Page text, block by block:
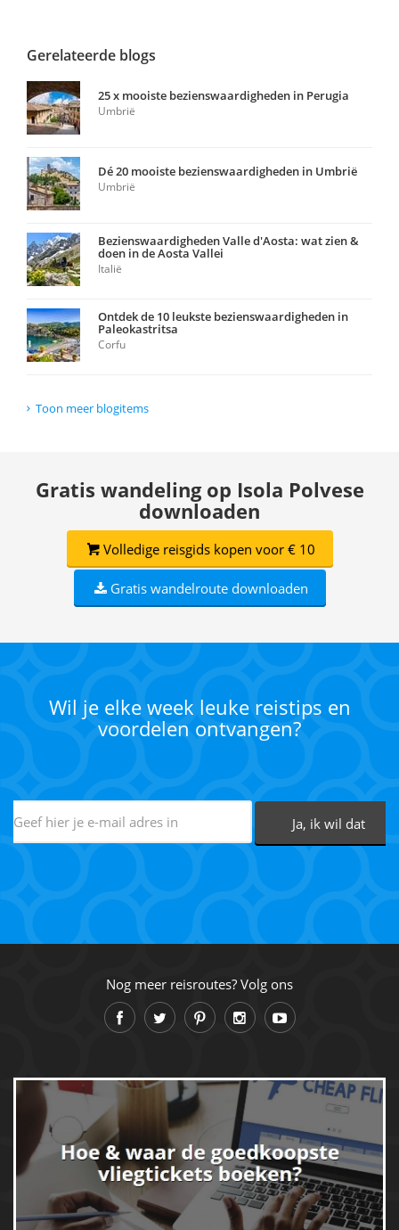
Gerelateerde blogs
25 x mooiste bezienswaardigheden in Perugia
Umbrië
Dé 20 mooiste bezienswaardigheden in Umbrië
Umbrië
Bezienswaardigheden Valle d'Aosta: wat zien &
doen in de Aosta Vallei
Italië
Ontdek de 10 leukste bezienswaardigheden in
Paleokastritsa
Corfu
Toon meer blogitems
Gratis wandeling op Isola Polvese
downloaden
Volledige reisgids kopen voor € 10
Gratis wandelroute downloaden
Wil je elke week leuke reistips en
voordelen ontvangen?
Nog meer reisroutes? Volg ons